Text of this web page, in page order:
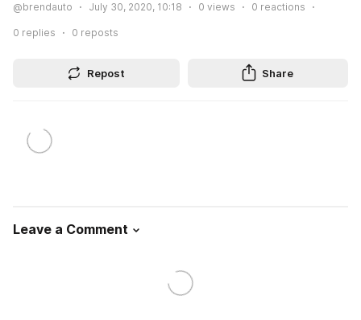
@brendauto July 30, 2020, 10:18 0 views 0 reactions
0 replies 0 reposts
Repost Share
Leave a Comment